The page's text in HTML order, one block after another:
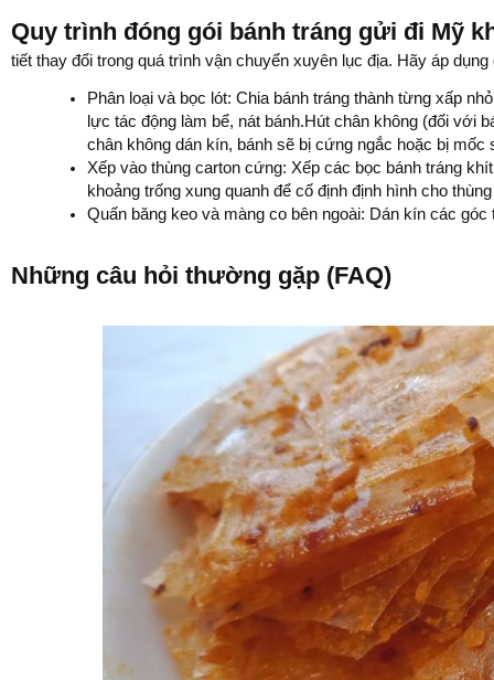
Quy trình đóng gói bánh tráng gửi đi Mỹ
tiết thay đổi trong quá trình vận chuyển xuyên lục địa. Hãy áp
Phân loại và bọc lót: Chia bánh tráng thành từng xấp
lực tác động làm bể, nát bánh.Hút chân không (đối với
chân không dán kín, bánh sẽ bị cứng ngắc hoặc bị mốc
Xếp vào thùng carton cứng: Xếp các bọc bánh tráng
khoảng trống xung quanh để cố định định hình cho
Quấn băng keo và màng co bên ngoài: Dán kín các
Những câu hỏi thường gặp (FAQ)